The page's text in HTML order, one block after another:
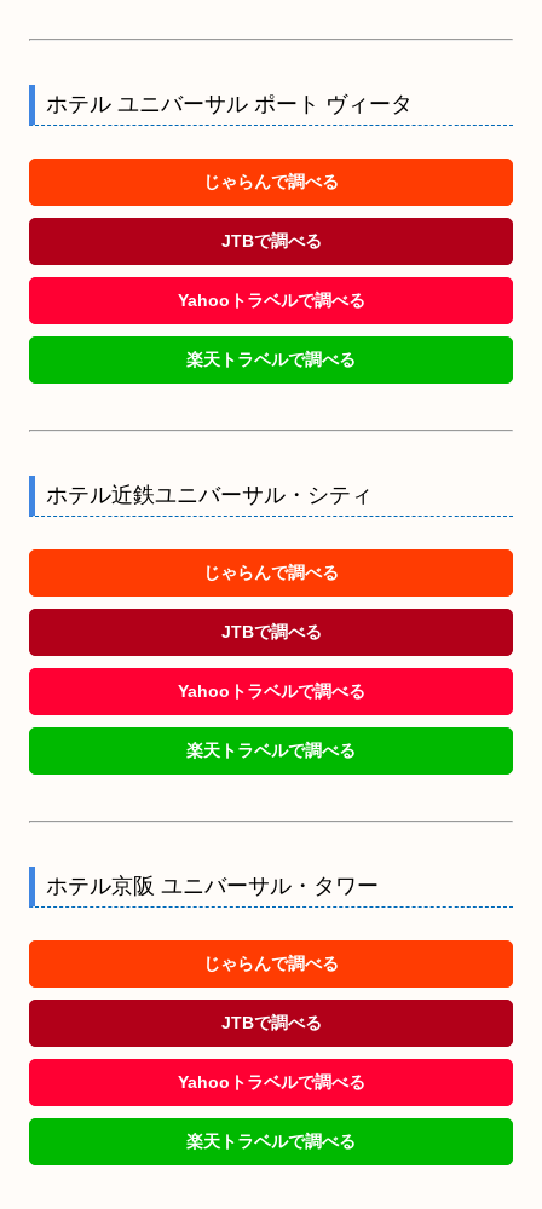
ホテル ユニバーサル ポート ヴィータ
じゃらんで調べる
JTBで調べる
Yahooトラベルで調べる
楽天トラベルで調べる
ホテル近鉄ユニバーサル・シティ
じゃらんで調べる
JTBで調べる
Yahooトラベルで調べる
楽天トラベルで調べる
ホテル京阪 ユニバーサル・タワー
じゃらんで調べる
JTBで調べる
Yahooトラベルで調べる
楽天トラベルで調べる